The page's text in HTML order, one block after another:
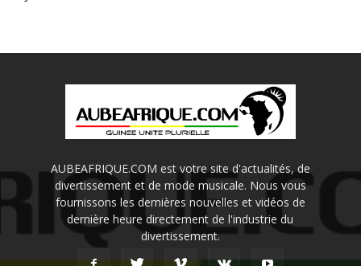
AUBEAFRIQUE.COM est votre site d'actualités, de
divertissement et de mode musicale. Nous vous
fournissons les dernières nouvelles et vidéos de
dernière heure directement de l'industrie du
divertissement.